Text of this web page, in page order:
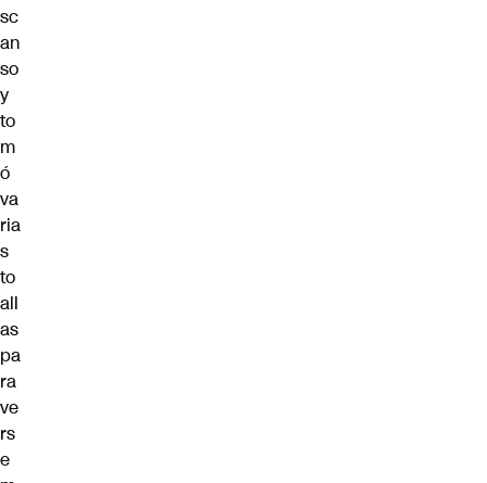
sc
an
so
y
to
m
ó
va
ria
s
to
all
as
pa
ra
ve
rs
e